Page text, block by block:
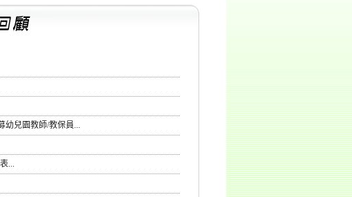
幼兒園教師/教保員...
...